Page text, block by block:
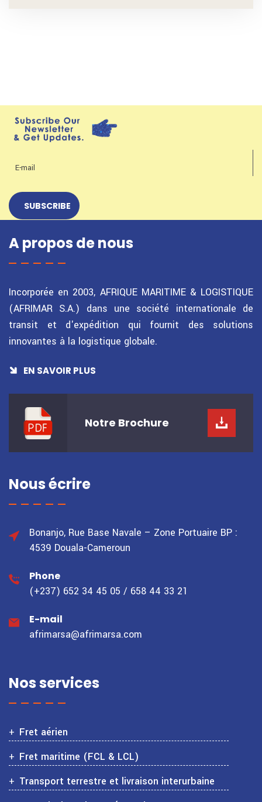
A propos de nous
Incorporée en 2003, AFRIQUE MARITIME & LOGISTIQUE
(AFRIMAR S.A.) dans une société internationale de
transit et d'expédition qui fournit des solutions
innovantes à la logistique globale.
EN SAVOIR PLUS
Notre Brochure
Nous écrire
Bonanjo, Rue Base Navale – Zone Portuaire BP :
4539 Douala-Cameroun
Phone
(+237) 652 34 45 05 / 658 44 33 21
E-mail
afrimarsa@afrimarsa.com
Nos services
Fret aérien
Fret maritime (FCL & LCL)
Transport terrestre et livraison interurbaine